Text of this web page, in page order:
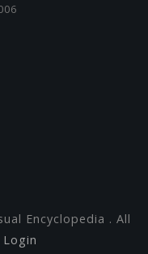
Encyclopedia . All
Login